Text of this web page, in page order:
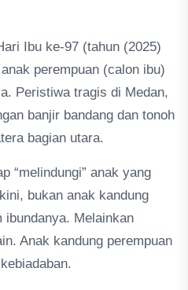
Ibu ke-97 (tahun (2025)
perempuan (calon ibu)
Peristiwa tragis di Medan,
banjir bandang dan tonoh
bagian utara.
“melindungi” anak yang
bukan anak kandung
ibundanya. Melainkan
Anak kandung perempuan